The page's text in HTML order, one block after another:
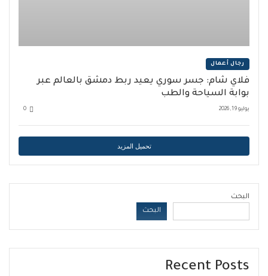
رجال أعمال
فلاي شام: جسر سوري يعيد ربط دمشق بالعالم عبر
بوابة السياحة والطب
يوليو 19, 2026 0
تحميل المزيد
البحث
البحث
Recent Posts